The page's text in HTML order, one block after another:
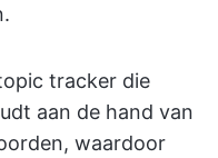
tracker die
aan de hand van
waardoor